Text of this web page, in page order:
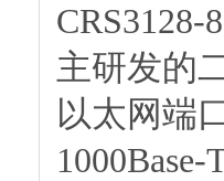
主研发的
以太网端